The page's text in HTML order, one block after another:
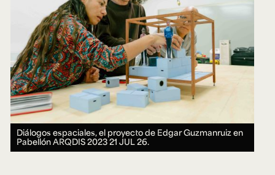
Diálogos espaciales, el proyecto de Edgar Guzmanruiz en
Pabellón ARQDIS 202321 JUL 26.